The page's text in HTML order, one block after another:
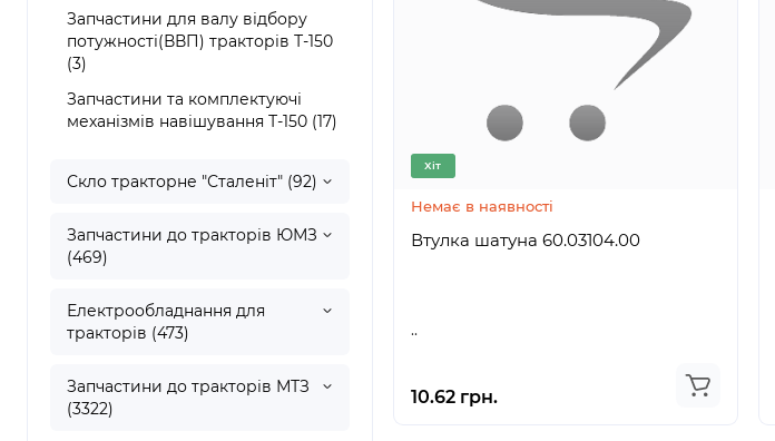
Запчастини для валу відбору
потужності(ВВП) тракторів Т-150
(3)
Запчастини та комплектуючі
механізмів навішування Т-150 (17)
Скло тракторне "Сталеніт" (92)
Запчастини до тракторів ЮМЗ
(469)
Електрообладнання для
тракторів (473)
Запчастини до тракторів МТЗ
(3322)
Хіт
Немає в наявності
Втулка шатуна 60.03104.00
..
10.62 грн.